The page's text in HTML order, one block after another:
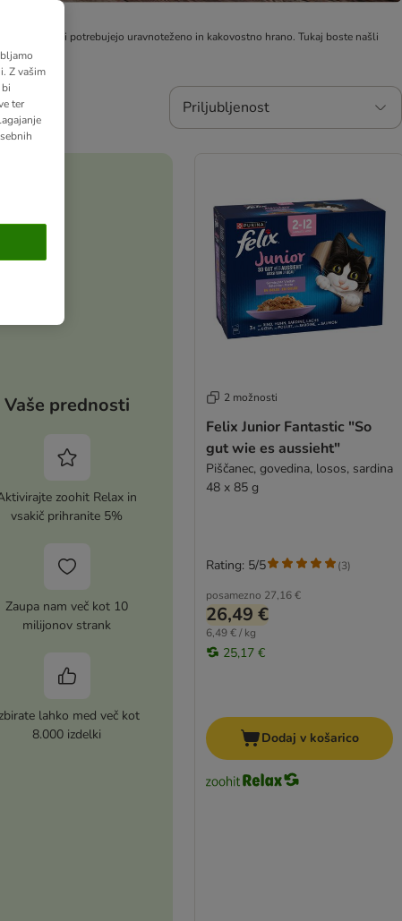
mucki potrebujejo uravnoteženo in kakovostno hrano. Tukaj boste našli
Priljubljenost
Vaše prednosti
zoohit Relax in
vsakič prihranite 5%
Zaupa nam več kot 10
milijonov strank
lahko med več kot
8.000 izdelki
2 možnosti
Felix Junior Fantastic "So
gut wie es aussieht"
Piščanec, govedina, losos, sardina
48 x 85 g
posamezno 27,16 €
26,49 €
6,49 € / kg
25,17 €
Rating: 5/5 (3)
Dodaj v košarico
Z vašim
ter